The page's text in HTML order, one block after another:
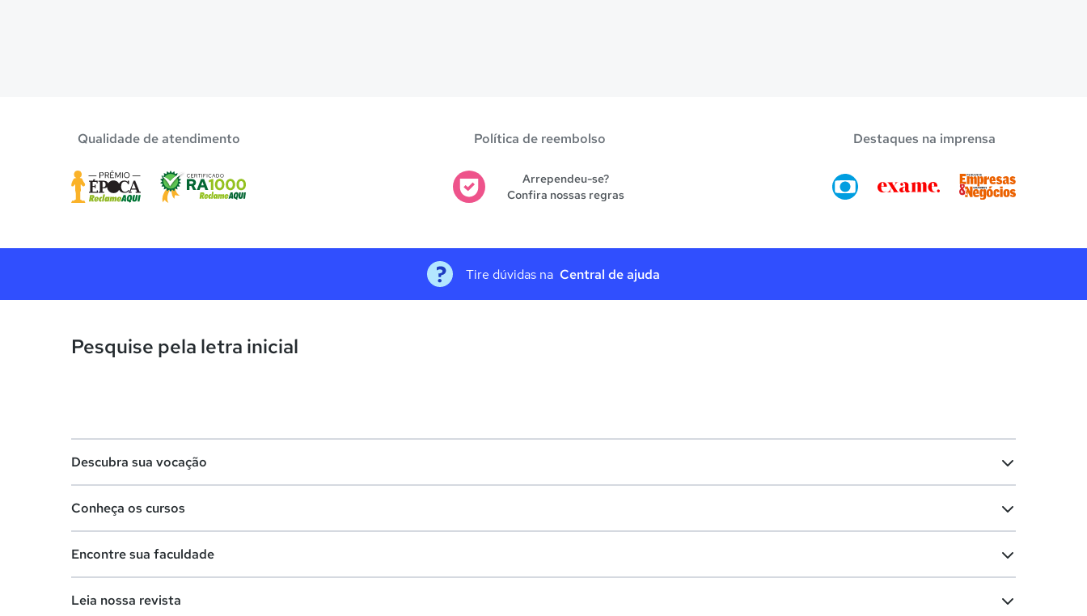
Qualidade de atendimento Política de reembolso
Arrependeu-se?
Confira nossas regras
Destaques na imprensa
Tire dúvidas na Central de ajuda
Pesquise pela letra inicial
Descubra sua vocação
Lista de profissões
Conheça os cursos
Cursos de graduação
Encontre sua faculdade
Leia nossa revista